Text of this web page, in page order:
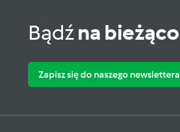
Bądźna bieżąco
Zapisz się do naszego newslettera